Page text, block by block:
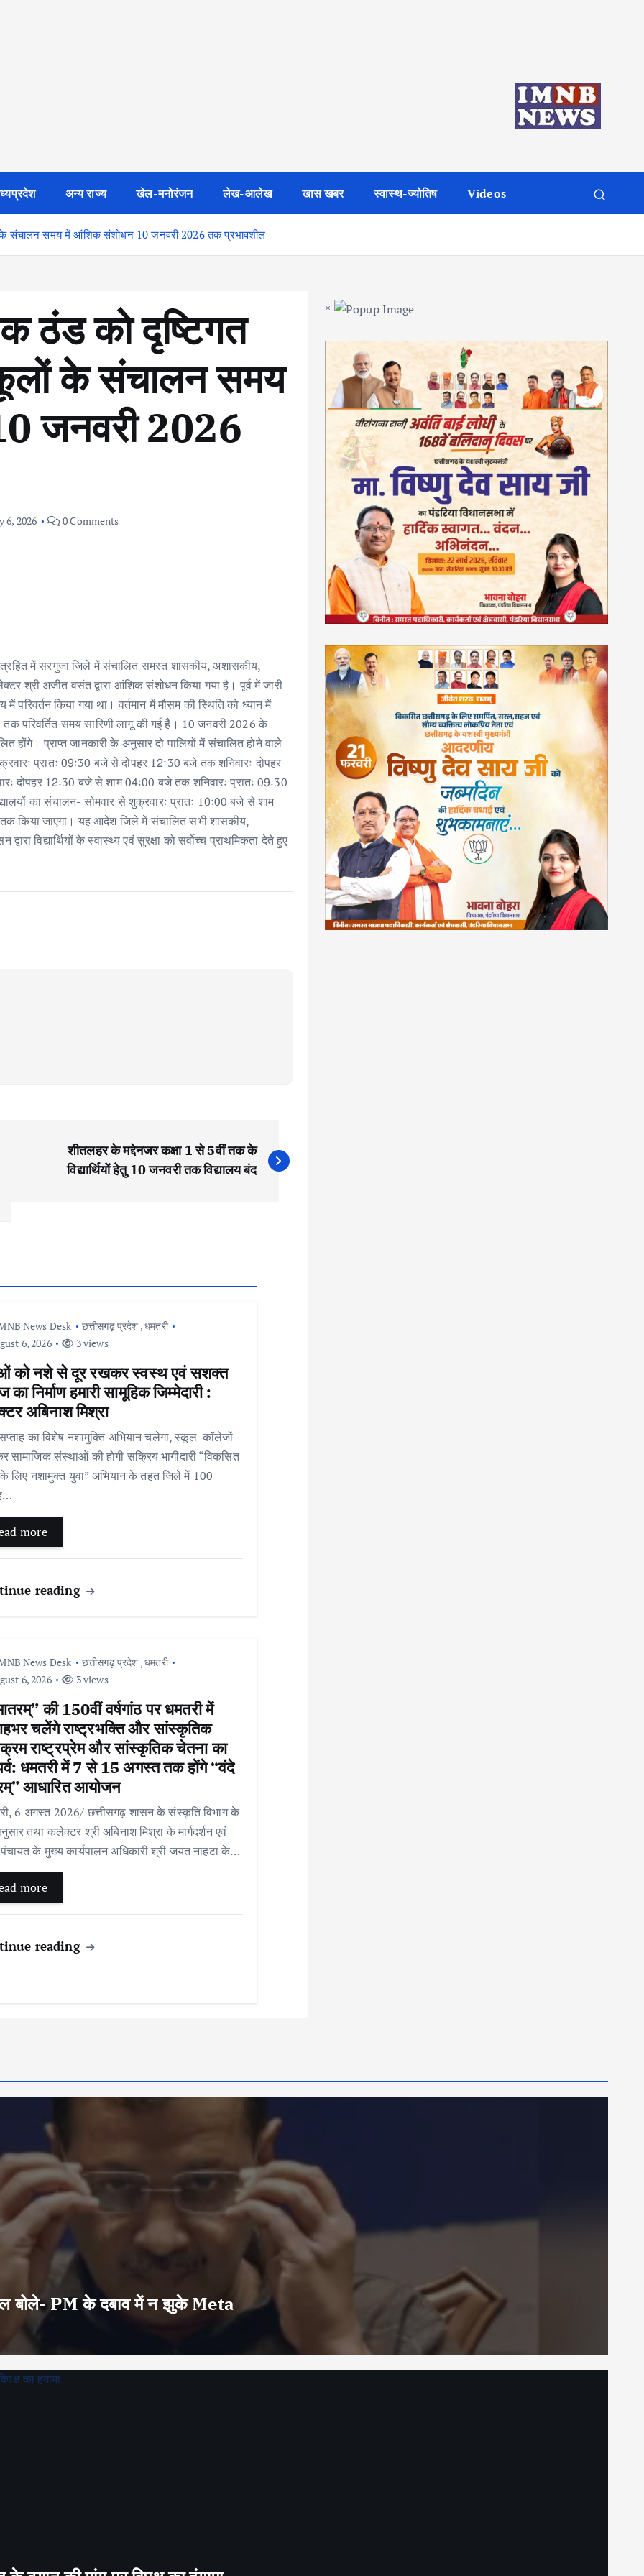
अन्य राज्य खेल-मनोरंजन लेख-आलेख खास खबर स्वास्थ-ज्योतिष Videos
संचालन समय में आंशिक संशोधन 10 जनवरी 2026 तक प्रभावशील
ठंड को दृष्टिगत
के संचालन समय
जनवरी 2026
6, 2026 0 Comments
में सरगुजा जिले में संचालित समस्त शासकीय, अशासकीय,
श्री अजीत वसंत द्वारा आंशिक संशोधन किया गया है। पूर्व में जारी
किया गया था। वर्तमान में मौसम की स्थिति को ध्यान में
समय सारिणी लागू की गई है। 10 जनवरी 2026 के
होंगे। प्राप्त जानकारी के अनुसार दो पालियों में संचालित होने वाले
प्रातः 09ः30 बजे से दोपहर 12ः30 बजे तक शनिवारः दोपहर
दोपहर 12ः30 बजे से शाम 04ः00 बजे तक शनिवारः प्रातः 09ः30
का संचालन- सोमवार से शुक्रवारः प्रातः 10ः00 बजे से शाम
किया जाएगा। यह आदेश जिले में संचालित सभी शासकीय,
विद्यार्थियों के स्वास्थ्य एवं सुरक्षा को सर्वोच्च प्राथमिकता देते हुए
शीतलहर के मद्देनजर कक्षा 1 से 5वीं तक के
विद्यार्थियों हेतु 10 जनवरी तक विद्यालय बंद
News Desk छत्तीसगढ़ प्रदेश ,धमतरी
6, 2026
3 views
को नशे से दूर रखकर स्वस्थ एवं सशक्त
का निर्माण हमारी सामूहिक जिम्मेदारी :
अबिनाश मिश्रा
का विशेष नशामुक्ति अभियान चलेगा, स्कूल-कॉलेजों
सामाजिक संस्थाओं की होगी सक्रिय भागीदारी “विकसित
लिए नशामुक्त युवा” अभियान के तहत जिले में 100
more
reading
News Desk छत्तीसगढ़ प्रदेश ,धमतरी
6, 2026
3 views
की 150वीं वर्षगांठ पर धमतरी में
चलेंगे राष्ट्रभक्ति और सांस्कृतिक
राष्ट्रप्रेम और सांस्कृतिक चेतना का
धमतरी में 7 से 15 अगस्त तक होंगे “वंदे
आधारित आयोजन
6 अगस्त 2026/ छत्तीसगढ़ शासन के संस्कृति विभाग के
तथा कलेक्टर श्री अबिनाश मिश्रा के मार्गदर्शन एवं
के मुख्य कार्यपालन अधिकारी श्री जयंत नाहटा के…
more
reading
×
बोले- PM के दबाव में न झुके Meta